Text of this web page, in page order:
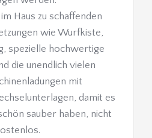
Haus zu schaffenden
wie Wurfkiste,
spezielle hochwertige
die unendlich vielen
mit
damit es
sauber haben, nicht